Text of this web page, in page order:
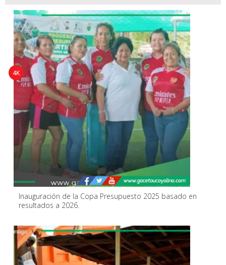
Inauguración de la Copa Presupuesto 2025 basado en
resultados a 2026.
4K